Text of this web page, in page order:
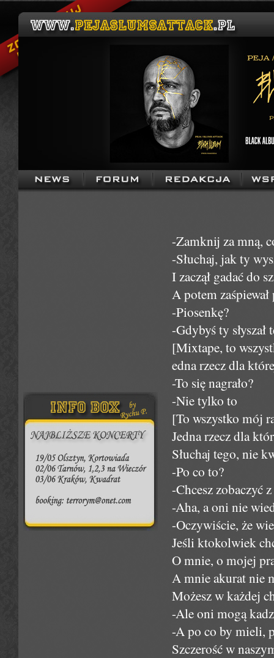
-Zamknij za mną,
-Słuchaj, jak ty
I zaczął gadać do
A potem
-Piosenkę?
-Gdybyś ty słyszał
[Mixtape, to
edna rzecz dla
-To się nagrało?
-Nie tylko to
[To wszystko mój
Jedna rzecz dla
Słuchaj tego, nie
-Po co to?
-Chcesz zobaczyć
-Aha, a oni nie
-Oczywiście, że
Jeśli ktokolwiek
O mnie, o mojej
A mnie akurat nie
Możesz w każdej
-Ale oni mogą
-A po co by mieli,
Szczerość w